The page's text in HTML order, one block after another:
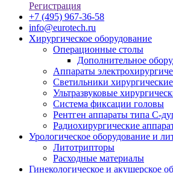
Регистрация
+7 (495) 967-36-58
info@eurotech.ru
Хирургическое оборудование
Операционные столы
Дополнительное
Аппараты
Светильники хирургические
Ультразвуковые
Система фиксации головы
Рентген аппараты типа С-
Радиохирургические
Урологическое оборудование и
Литотрипторы
Расходные материалы
Гинекологическое и акушерское